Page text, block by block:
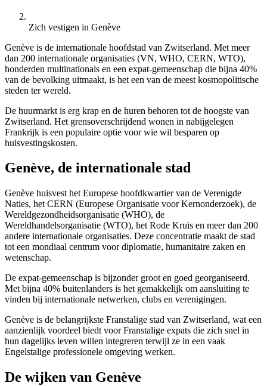
Zich vestigen in Genève
Genève is de internationale hoofdstad van Zwitserland. Met meer
dan 200 internationale organisaties (VN, WHO, CERN, WTO),
honderden multinationals en een expat-gemeenschap die bijna 40%
van de bevolking uitmaakt, is het een van de meest kosmopolitische
steden ter wereld.
De huurmarkt is erg krap en de huren behoren tot de hoogste van
Zwitserland. Het grensoverschrijdend wonen in nabijgelegen
Frankrijk is een populaire optie voor wie wil besparen op
huisvestingskosten.
Genève, de internationale stad
Genève huisvest het Europese hoofdkwartier van de Verenigde
Naties, het CERN (Europese Organisatie voor Kernonderzoek), de
Wereldgezondheidsorganisatie (WHO), de
Wereldhandelsorganisatie (WTO), het Rode Kruis en meer dan 200
andere internationale organisaties. Deze concentratie maakt de stad
tot een mondiaal centrum voor diplomatie, humanitaire zaken en
wetenschap.
De expat-gemeenschap is bijzonder groot en goed georganiseerd.
Met bijna 40% buitenlanders is het gemakkelijk om aansluiting te
vinden bij internationale netwerken, clubs en verenigingen.
Genève is de belangrijkste Franstalige stad van Zwitserland, wat een
aanzienlijk voordeel biedt voor Franstalige expats die zich snel in
hun dagelijks leven willen integreren terwijl ze in een vaak
Engelstalige professionele omgeving werken.
De wijken van Genève